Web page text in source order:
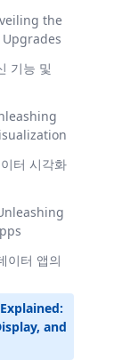
는 방법:
을 수 없
AI-
Tool
능 기반
는 공공
있는 최고
화형 플롯
설정하
을
기 마스터
하기: 상
색상 맵
드
프레임을
빠르게 다
A
Speed
속도 향
in
Made
Python
to SQL
to PDF
to Int in
in
the
기능 및
터 시각화
이터 앱의
and